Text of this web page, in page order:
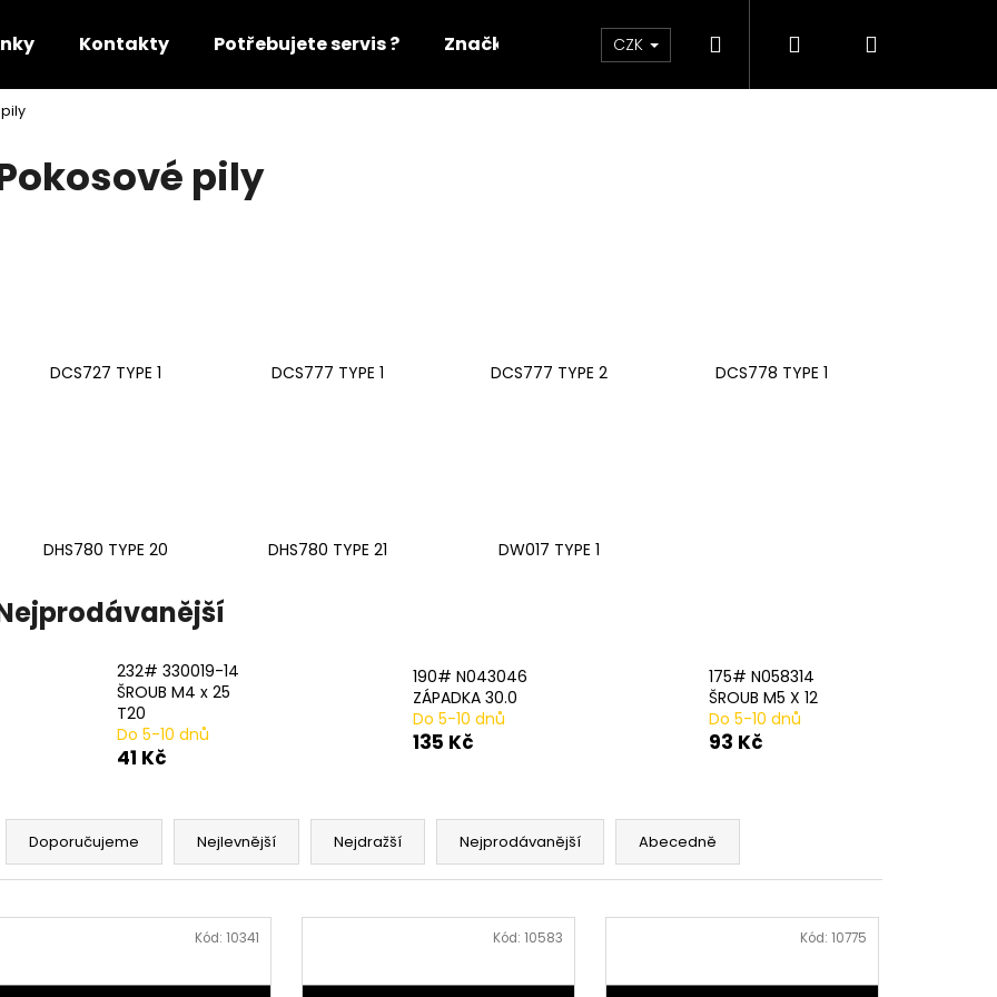
Kontakty Potřebujete servis ? Značky CZK HledatPřihlášení
pily
DCS727 TYPE 1 DCS777 TYPE 1 DCS777 TYPE 2 DCS778 TYPE 1
DHS780 TYPE 20 DHS780 TYPE 21 DW017 TYPE 1
232# 330019-14
ŠROUB M4 x 25
T20
Do 5-10 dnů
41 Kč
190# N043046
ZÁPADKA 30.0
Do 5-10 dnů
135 Kč
175# N058314
ŠROUB M5 X 12
Do 5-10 dnů
93 Kč
Ř
Doporučujeme Nejlevnější Nejdražší Nejprodávanější Abecedně
Kód:10341 Kód: 10583 Kód: 10775
Co potřebujete najít?
979 Kč